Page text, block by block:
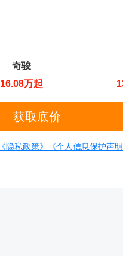
奇骏
16.08万起
《隐私政策》 《个人信息保护声